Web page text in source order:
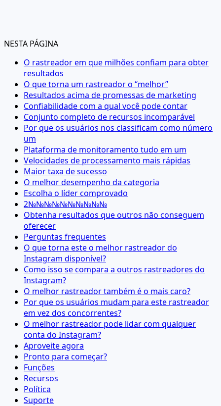
NESTA PÁGINA
O rastreador em que milhões confiam para obter
resultados
O que torna um rastreador o “melhor”
Resultados acima de promessas de marketing
Confiabilidade com a qual você pode contar
Conjunto completo de recursos incomparável
Por que os usuários nos classificam como número
um
Plataforma de monitoramento tudo em um
Velocidades de processamento mais rápidas
Maior taxa de sucesso
O melhor desempenho da categoria
Escolha o líder comprovado
2№№№№№№№№№№
Obtenha resultados que outros não conseguem
oferecer
Perguntas frequentes
O que torna este o melhor rastreador do
Instagram disponível?
Como isso se compara a outros rastreadores do
Instagram?
O melhor rastreador também é o mais caro?
Por que os usuários mudam para este rastreador
em vez dos concorrentes?
O melhor rastreador pode lidar com qualquer
conta do Instagram?
Aproveite agora
Pronto para começar?
Funções
Recursos
Política
Suporte